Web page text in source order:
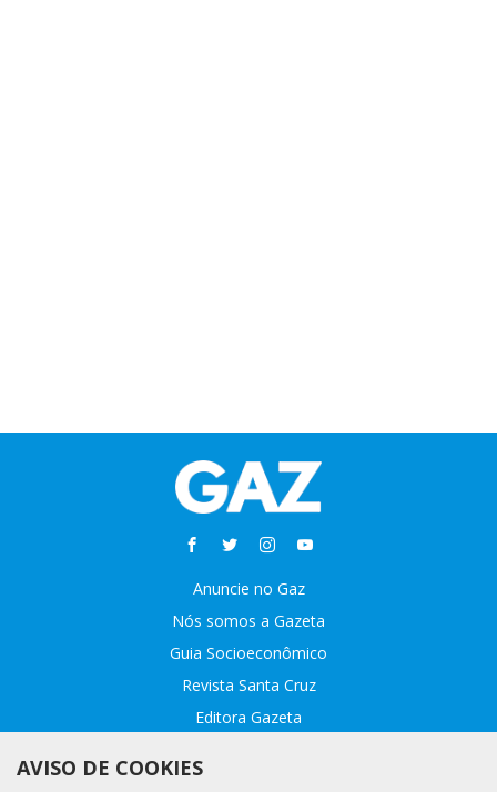
Anuncie no Gaz
Nós somos a Gazeta
Guia Socioeconômico
Revista Santa Cruz
Editora Gazeta
Fale conosco
AVISO DE COOKIES